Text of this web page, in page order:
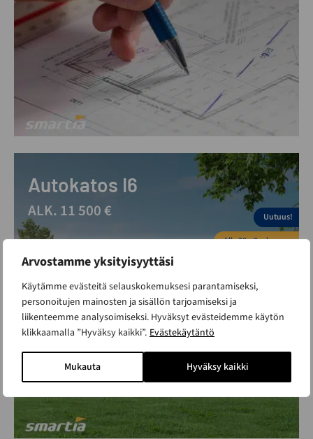
Arvostamme yksityisyyttäsi
Käytämme evästeitä selauskokemuksesi parantamiseksi,
personoitujen mainosten ja sisällön tarjoamiseksi ja
liikenteemme analysoimiseksi. Hyväksyt evästeidemme käytön
klikkaamalla ”Hyväksy kaikki”. Evästekäytäntö
Mukauta Hyväksy kaikki
Autokatos I6
ALK. 11 500 €
Uutuus!
Alle 30m2 rakennus